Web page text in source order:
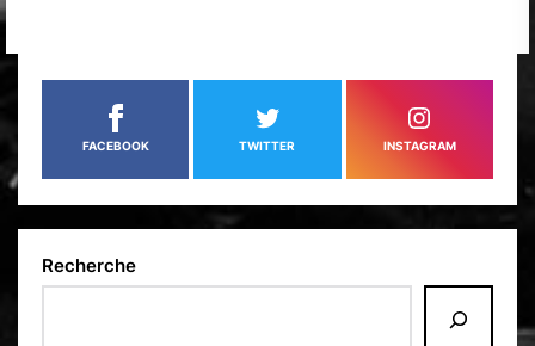
FACEBOOK TWITTER INSTAGRAM
Recherche